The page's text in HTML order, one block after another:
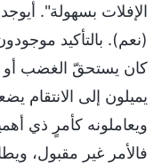
الإفلات بسهولة".
(نعم). بالتأكيد
كان يستحقّ الغضب أو
يميلون إلى الانتقام
ويعاملونه كأمرٍ ذي
فالأمر غير مقبول،